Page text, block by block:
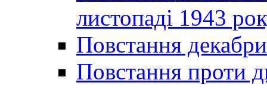
листопаді 1943
Повстання
Повстання проти